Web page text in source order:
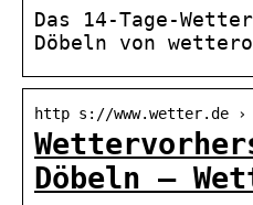
Das 14-Tage-
Döbeln von
http s://www.wetter.de ›
Döbeln –